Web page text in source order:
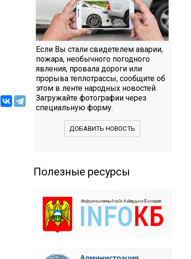
Если Вы стали свидетелем аварии,
пожара, необычного погодного
явления, провала дороги или
прорыва теплотрассы, сообщите об
этом в ленте народных новостей.
Загружайте фотографии через
специальную форму.
ДОБАВИТЬ НОВОСТЬ
Полезные ресурсы